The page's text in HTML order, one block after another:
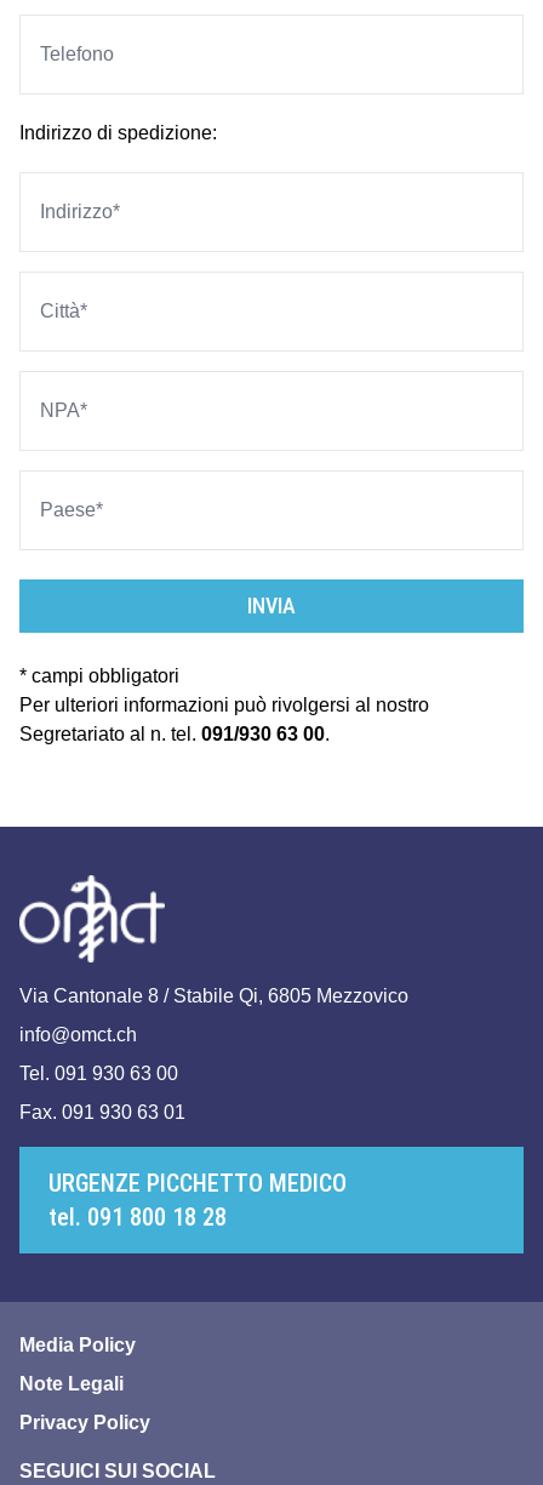
Indirizzo di spedizione:
INVIA
* campi obbligatori
Per ulteriori informazioni può rivolgersi al nostro
Segretariato al n. tel. 091/930 63 00.
Via Cantonale 8 / Stabile Qi, 6805 Mezzovico
info@omct.ch
Tel. 091 930 63 00
Fax. 091 930 63 01
URGENZE PICCHETTO MEDICO
tel. 091 800 18 28
Media Policy
Note Legali
Privacy Policy
SEGUICI SUI SOCIAL